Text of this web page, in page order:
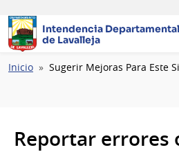
Intendencia Departamental
de Lavalleja
Ruta
Inicio Sugerir Mejoras Para Este
Reportar errores